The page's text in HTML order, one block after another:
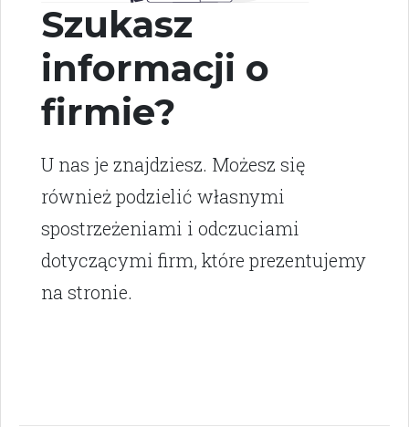
Szukasz
informacji o
firmie?
U nas je znajdziesz. Możesz się
również podzielić własnymi
spostrzeżeniami i odczuciami
dotyczącymi firm, które prezentujemy
na stronie.